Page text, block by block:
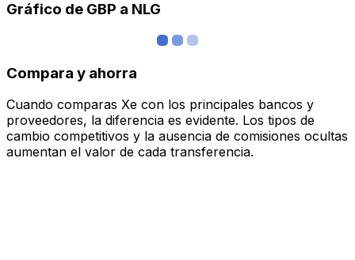
Gráfico de GBP a NLG
Compara y ahorra
Cuando comparas Xe con los principales bancos y
proveedores, la diferencia es evidente. Los tipos de
cambio competitivos y la ausencia de comisiones ocultas
aumentan el valor de cada transferencia.